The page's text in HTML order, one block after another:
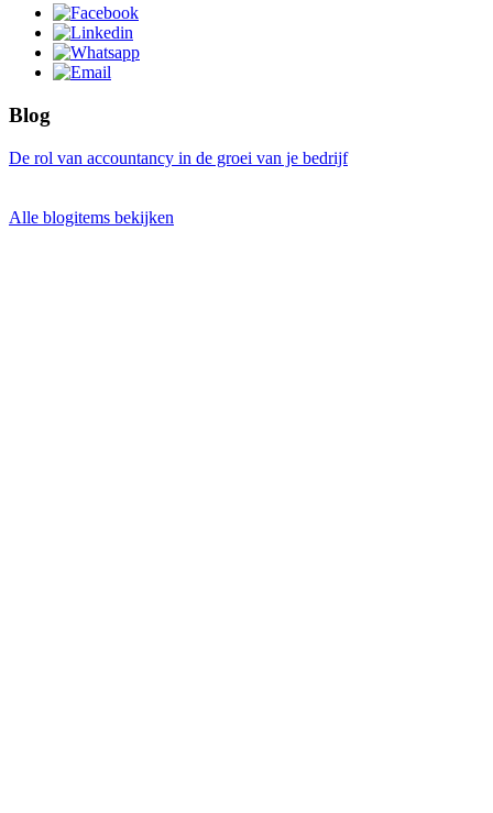
Blog
De rol van accountancy in de groei van je bedrijf
Alle blogitems bekijken